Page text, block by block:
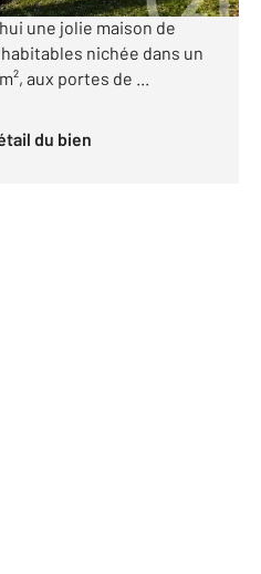
une jolie maison de
nichée dans un
aux portes de ...
du bien